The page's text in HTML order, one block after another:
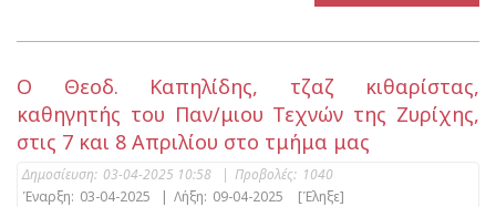
O Θεοδ. Καπηλίδης, τζαζ κιθαρίστας,
καθηγητής του Παν/μιου Τεχνών της Ζυρίχης,
στις 7 και 8 Απριλίου στο τμήμα μας
Δημοσίευση: 03-04-2025 10:58 | Προβολές: 1040
Έναρξη: 03-04-2025 | Λήξη: 09-04-2025 [Έληξε]